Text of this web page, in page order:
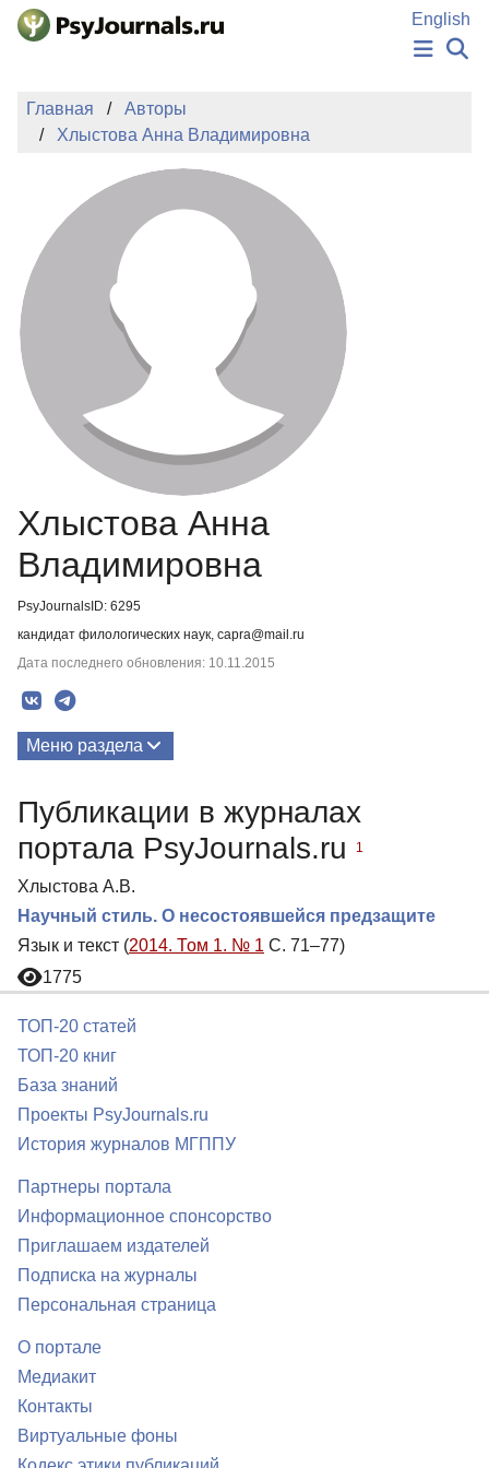
Перейти к основному содержанию
English
АВТОРЫ
ПОДАТЬ РУКОПИСЬ
БАЗА ЗНАНИЙ
КЛЮЧЕВЫЕ СЛОВА
Регистрация
Главная
Авторы
Хлыстова Анна Владимировна
Хлыстова Анна
Владимировна
PsyJournalsID: 6295
кандидат филологических наук, capra@mail.ru
Дата последнего обновления: 10.11.2015
Меню раздела
Публикации в журналах
портала PsyJournals.ru
1
Хлыстова А.В.
Научный стиль. О несостоявшейся предзащите
Язык и текст (2014. Том 1. № 1 С. 71–77)
1775
ТОП-20 статей
ТОП-20 книг
База знаний
Проекты PsyJournals.ru
История журналов МГППУ
Партнеры портала
Информационное спонсорство
Приглашаем издателей
Подписка на журналы
Персональная страница
О портале
Медиакит
Контакты
Виртуальные фоны